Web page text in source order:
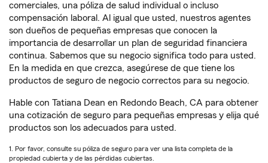
comerciales, una póliza de salud individual o incluso
compensación laboral. Al igual que usted, nuestros agentes
son dueños de pequeñas empresas que conocen la
importancia de desarrollar un plan de seguridad financiera
continua. Sabemos que su negocio significa todo para usted.
En la medida en que crezca, asegúrese de que tiene los
productos de seguro de negocio correctos para su negocio.
Hable con Tatiana Dean en Redondo Beach, CA para obtener
una cotización de seguro para pequeñas empresas y elija qué
productos son los adecuados para usted.
1. Por favor, consulte su póliza de seguro para ver una lista completa de la
propiedad cubierta y de las pérdidas cubiertas.